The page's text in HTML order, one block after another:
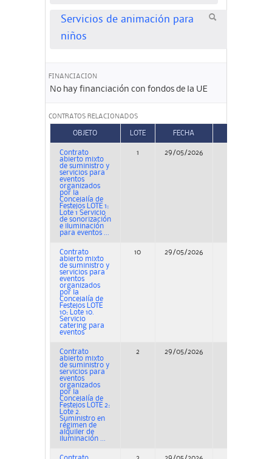
Servicios de animación para
niños
FINANCIACION
No hay financiación con fondos de la UE
CONTRATOS RELACIONADOS
OBJETO LOTE FECHA
Contrato
abierto mixto
de suministro y
servicios para
eventos
organizados
por la
Concejalía de
Festejos LOTE 1:
Lote 1 Servicio
de sonorización
e iluminación
para eventos ...
1 29/05/2026
Contrato
abierto mixto
de suministro y
servicios para
eventos
organizados
por la
Concejalía de
Festejos LOTE
10: Lote 10.
Servicio
catering para
eventos
10 29/05/2026
Contrato
abierto mixto
de suministro y
servicios para
eventos
organizados
por la
Concejalía de
Festejos LOTE 2:
Lote 2.
Suministro en
régimen de
alquiler de
iluminación ...
2 29/05/2026